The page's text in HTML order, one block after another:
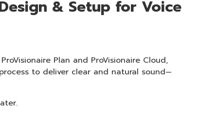
& Setup for Voice
Plan and ProVisionaire Cloud,
to deliver clear and natural sound—